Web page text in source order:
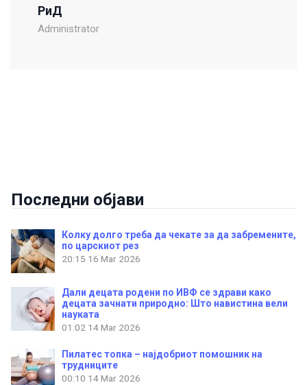
РиД
Administrator
Последни објави
Колку долго треба да чекате за да забремените,
по царскиот рез
20:15 16 Mar 2026
Дали децата родени по ИВФ се здрави како
децата зачнати природно: Што навистина вели
науката
01:02 14 Mar 2026
Пилатес топка – најдобриот помошник на
трудниците
00:10 14 Mar 2026